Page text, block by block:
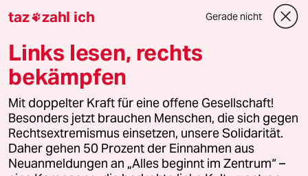
Downloads für Abonnierende
© 2026 taz Verlags und Vertriebs GmbH
Alle Rechte vorbehalten. Bei rechtlichen Fragen oder für Genehmigungen
wenden Sie sich bitte an
lizenzen@taz.de
Feedback Redaktionsstatut Kommune-Richtlinien
taz zahl ich Gerade nicht
Links lesen, rechts
bekämpfen
Mit doppelter Kraft für eine offene Gesellschaft!
Besonders jetzt brauchen Menschen, die sich gegen
Rechtsextremismus einsetzen, unsere Solidarität.
Daher gehen 50 Prozent der Einnahmen aus
Neuanmeldungen an „Alles beginnt im Zentrum“ –